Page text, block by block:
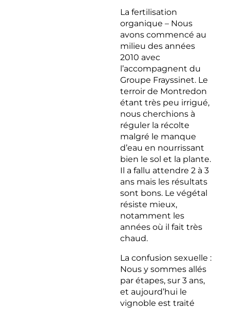
La fertilisation
organique – Nous
avons commencé au
milieu des années
2010 avec
l’accompagnent du
Groupe Frayssinet. Le
terroir de Montredon
étant très peu irrigué,
nous cherchions à
réguler la récolte
malgré le manque
d’eau en nourrissant
bien le sol et la plante.
Il a fallu attendre 2 à 3
ans mais les résultats
sont bons. Le végétal
résiste mieux,
notamment les
années où il fait très
chaud.
La confusion sexuelle :
Nous y sommes allés
par étapes, sur 3 ans,
et aujourd’hui le
vignoble est traité